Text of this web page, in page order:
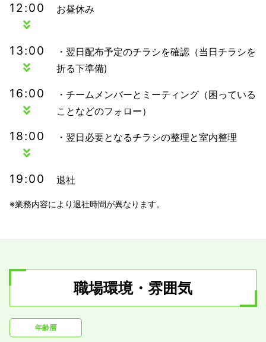
12:00 お昼休み
13:00
・翌日配布予定のチラシを確認（当日チラシを
折る下準備)
16:00
・チームメンバーとミーティング（困っている
ことなどのフォロー）
18:00 ・翌日必要となるチラシの整理と室内整理
19:00 退社
※業務内容により退社時間が異なります。
職場環境・雰囲気
年齢層